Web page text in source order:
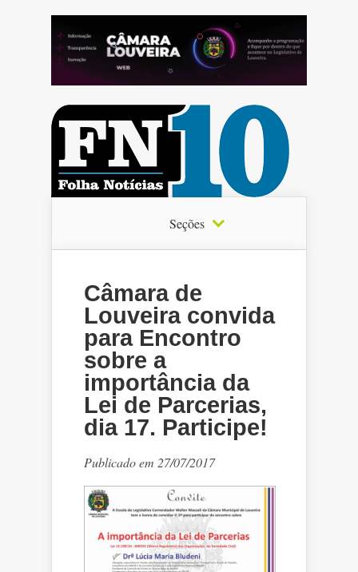
Seções
Câmara de
Louveira convida
para Encontro
sobre a
importância da
Lei de Parcerias,
dia 17. Participe!
Publicado em 27/07/2017